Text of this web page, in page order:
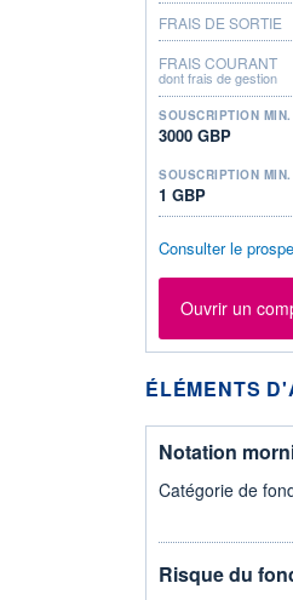
FRAIS DE SORTIE
FRAIS COURANT
dont frais de gestion
SOUSCRIPTION
3000 GBP
SOUSCRIPTION
1 GBP
Consulter le
Ouvrir un
ÉLÉMENTS
Notation
Catégorie de
Risque du